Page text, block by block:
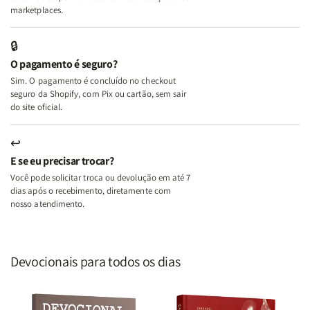
Mulher
Lar
Lar
marketplaces.
🔒
O pagamento é seguro?
Sim. O pagamento é concluído no checkout
seguro da Shopify, com Pix ou cartão, sem sair
do site oficial.
↩
E se eu precisar trocar?
Você pode solicitar troca ou devolução em até 7
dias após o recebimento, diretamente com
nosso atendimento.
Devocionais para todos os dias